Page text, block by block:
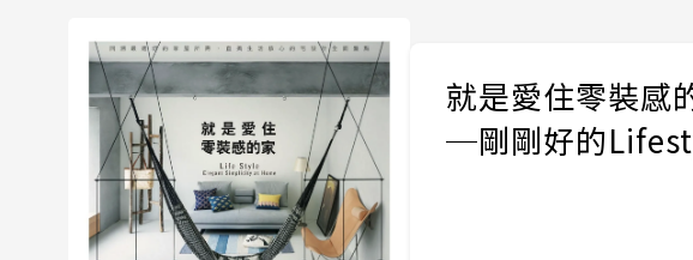
就是愛住零裝感
─剛剛好的